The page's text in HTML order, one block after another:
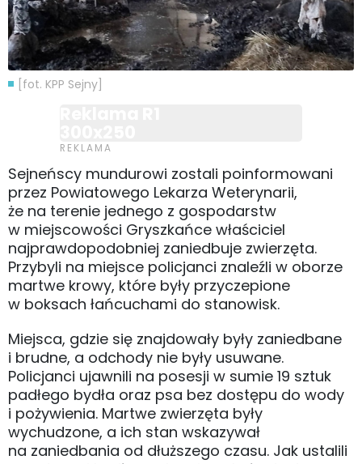
[fot. KPP Sejny]
Sejneńscy mundurowi zostali poinformowani
przez Powiatowego Lekarza Weterynarii,
że na terenie jednego z gospodarstw
w miejscowości Gryszkańce właściciel
najprawdopodobniej zaniedbuje zwierzęta.
Przybyli na miejsce policjanci znaleźli w oborze
martwe krowy, które były przyczepione
w boksach łańcuchami do stanowisk.
Miejsca, gdzie się znajdowały były zaniedbane
i brudne, a odchody nie były usuwane.
Policjanci ujawnili na posesji w sumie 19 sztuk
padłego bydła oraz psa bez dostępu do wody
i pożywienia. Martwe zwierzęta były
wychudzone, a ich stan wskazywał
na zaniedbania od dłuższego czasu. Jak ustalili